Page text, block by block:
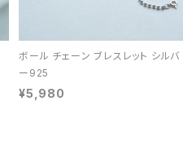
ボール チェーン ブレスレット シルバ
ー925
¥5,980